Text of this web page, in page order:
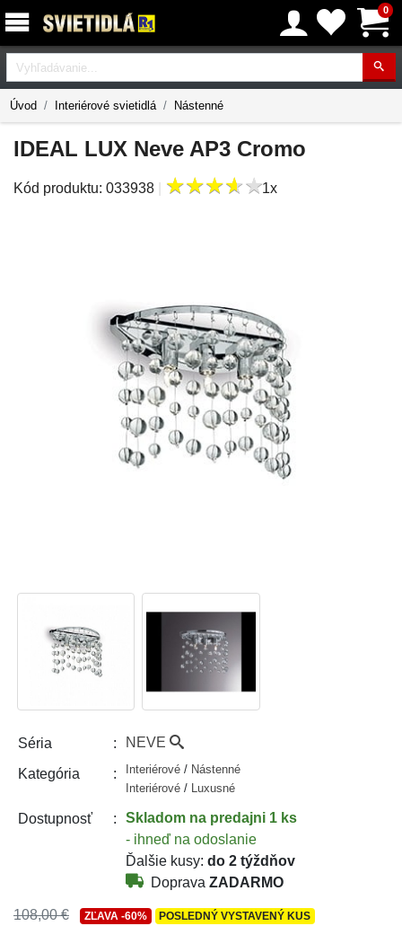
0
Vyhľadávanie
Úvod Interiérové svietidlá Nástenné
IDEAL LUX Neve AP3 Cromo
Kód produktu: 033938 ★★★★★
★★★★★1x
Séria NEVE
Kategória Interiérové / Nástenné
Interiérové / Luxusné
Dostupnosť Skladomna predajni 1 ks
- ihneď na odoslanie
Ďalšie kusy: do 2 týždňov
Doprava ZADARMO
108,00 € ZĽAVA -60% POSLEDNÝ VYSTAVENÝ KUS